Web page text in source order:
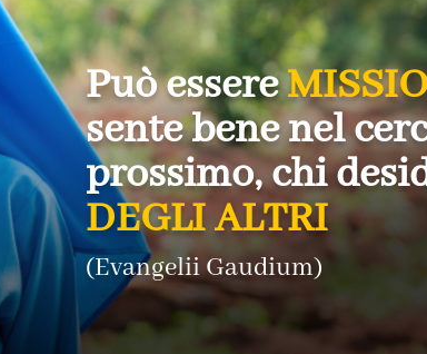
Può essere
sente bene nel
prossimo, chi
DEGLI ALTRI
(Evangelii Gaudium)